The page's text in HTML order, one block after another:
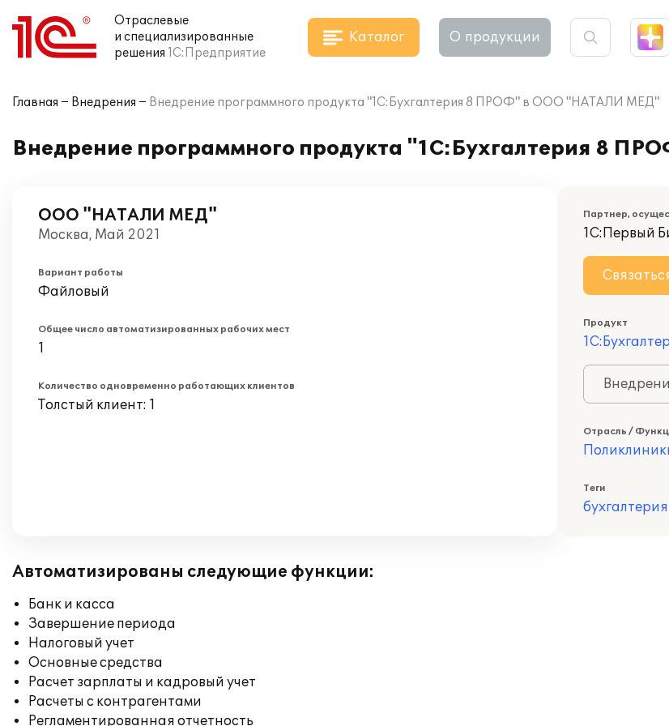
Отраслевые
и специализированные
решения 1С:Предприятие
Каталог О продукции
Главная Внедрения Внедрение программного продукта "1С:Бухгалтерия 8 ПРОФ" в ООО "НАТАЛИ МЕД"
Внедрение программного продукта "1С:Бухгалтерия 8
ООО "НАТАЛИ МЕД"
Москва, Май 2021
Вариант работы
Файловый
Общее число автоматизированных рабочих мест
1
Количество одновременно работающих клиентов
Толстый клиент: 1
Партнер,
1С:Первый
Продукт
Отрасль /
Теги
бухгалтерия
Автоматизированы следующие функции:
Банк и касса
Завершение периода
Налоговый учет
Основные средства
Расчет зарплаты и кадровый учет
Расчеты с контрагентами
Регламентированная отчетность